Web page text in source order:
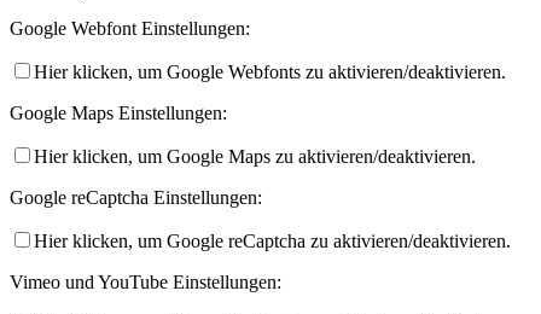
Google Webfont Einstellungen:
Hier klicken, um Google Webfonts zu aktivieren/deaktivieren.
Google Maps Einstellungen:
Hier klicken, um Google Maps zu aktivieren/deaktivieren.
Google reCaptcha Einstellungen:
Hier klicken, um Google reCaptcha zu aktivieren/deaktivieren.
Vimeo und YouTube Einstellungen: